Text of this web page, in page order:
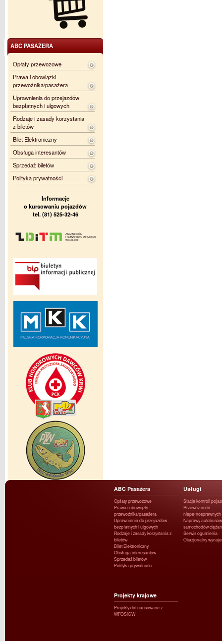
ABC PASAŻERA
Opłaty przewozowe
Prawa i obowiązki
przewoźnika/pasażera
Uprawnienia do przejazdów
bezpłatnych i ulgowych
Rodzaje i zasady korzystania
z biletów
Bilet Elektroniczny
Obsługa interesantów
Sprzedaż biletów
Polityka prywatności
Informacje
o kursowaniu pojazdów
tel. (81) 525-32-46
ABC Pasażera
Opłaty przewozowe
Prawa i obowiązki
przewoźnika/pasażera
Uprawnienia do przejazdów
bezpłatnych i ulgowych
Rodzaje i zasady korzystania z
biletów
Bilet Elektroniczny
Obsługa interesantów
Sprzedaż biletów
Polityka prywatności
Usługi
Stacja kontroli
Przewóz osób
niepełnosprawnych
Naprawy
samochodów
Serwis ogumienia
Okazjonalny
Projekty krajowe
Projekty dofinansowane z
WFOŚiGW